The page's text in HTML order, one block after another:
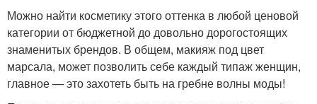
Можно найти косметику этого оттенка в любой ценовой
категории от бюджетной до довольно дорогостоящих
знаменитых брендов. В общем, макияж под цвет
марсала, может позволить себе каждый типаж женщин,
главное — это захотеть быть на гребне волны моды!